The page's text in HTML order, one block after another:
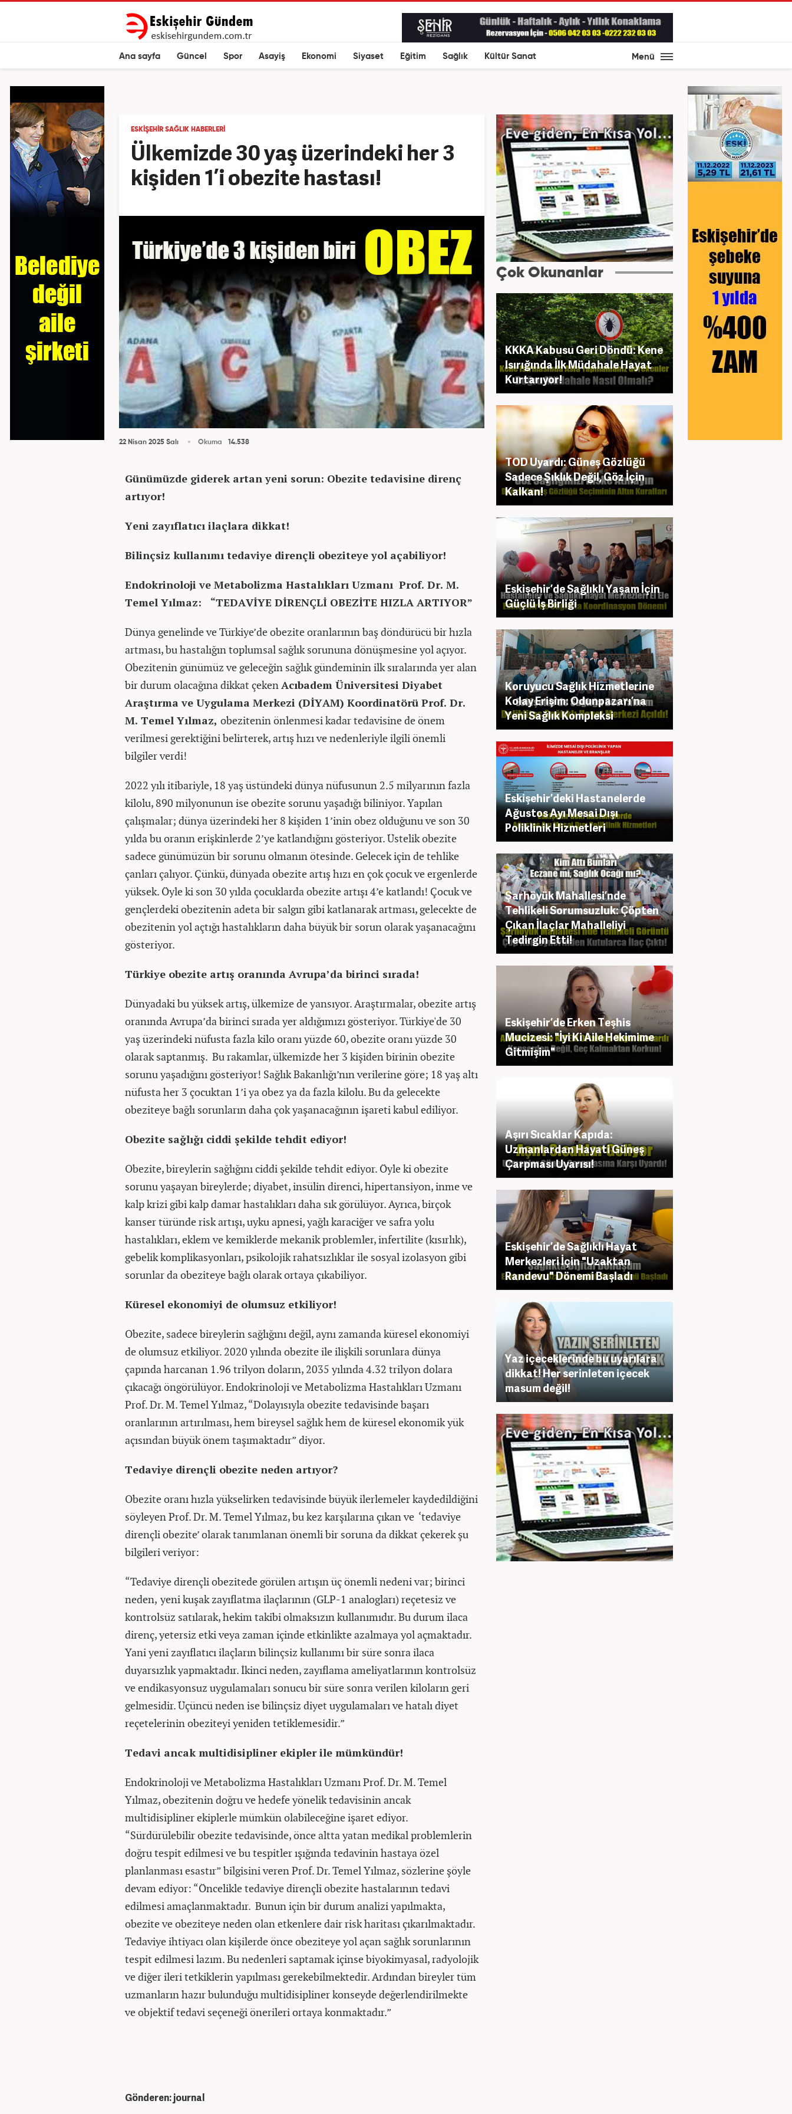
Ana sayfa Güncel Spor Asayiş Ekonomi Siyaset Eğitim Sağlık Kültür Sanat Menü
ESKIŞEHIR SAĞLIK HABERLERI
Ülkemizde 30 yaş üzerindeki her 3
kişiden 1’i obezite hastası!
22 Nisan 2025 Salı Okuma 14.538
Günümüzde giderek artan yeni sorun: Obezite tedavisine direnç
artıyor!
Yeni zayıflatıcı ilaçlara dikkat!
Bilinçsiz kullanımı tedaviye dirençli obeziteye yol açabiliyor!
Endokrinoloji ve Metabolizma Hastalıkları Uzmanı Prof. Dr. M.
Temel Yılmaz: “TEDAVİYE DİRENÇLİ OBEZİTE HIZLA ARTIYOR”
Dünya genelinde ve Türkiye’de obezite oranlarının baş döndürücü bir hızla
artması, bu hastalığın toplumsal sağlık sorununa dönüşmesine yol açıyor.
Obezitenin günümüz ve geleceğin sağlık gündeminin ilk sıralarında yer alan
bir durum olacağına dikkat çekenAcıbadem Üniversitesi Diyabet
Araştırma ve Uygulama Merkezi (DİYAM) Koordinatörü Prof. Dr.
M. Temel Yılmaz, obezitenin önlenmesi kadar tedavisine de önem
verilmesi gerektiğini belirterek, artış hızı ve nedenleriyle ilgili önemli
bilgiler verdi!
2022 yılı itibariyle, 18 yaş üstündeki dünya nüfusunun 2.5 milyarının fazla
kilolu, 890 milyonunun ise obezite sorunu yaşadığı biliniyor. Yapılan
çalışmalar; dünya üzerindeki her 8 kişiden 1’inin obez olduğunu ve son 30
yılda bu oranın erişkinlerde 2’ye katlandığını gösteriyor. Üstelik obezite
sadece günümüzün bir sorunu olmanın ötesinde. Gelecek için de tehlike
çanları çalıyor. Çünkü, dünyada obezite artış hızı en çok çocuk ve ergenlerde
yüksek. Öyle ki son 30 yılda çocuklarda obezite artışı 4’e katlandı! Çocuk ve
gençlerdeki obezitenin adeta bir salgın gibi katlanarak artması, gelecekte de
obezitenin yol açtığı hastalıkların daha büyük bir sorun olarak yaşanacağını
gösteriyor.
Türkiye obezite artış oranında Avrupa’da birinci sırada!
Dünyadaki bu yüksek artış, ülkemize de yansıyor. Araştırmalar, obezite artış
oranında Avrupa’da birinci sırada yer aldığımızı gösteriyor. Türkiye'de 30
yaş üzerindeki nüfusta fazla kilo oranı yüzde 60, obezite oranı yüzde 30
olarak saptanmış. Bu rakamlar, ülkemizde her 3 kişiden birinin obezite
sorunu yaşadığını gösteriyor! Sağlık Bakanlığı’nın verilerine göre; 18 yaş altı
nüfusta her 3 çocuktan 1’i ya obez ya da fazla kilolu. Bu da gelecekte
obeziteye bağlı sorunların daha çok yaşanacağının işareti kabul ediliyor.
Obezite sağlığı ciddi şekilde tehdit ediyor!
Obezite, bireylerin sağlığını ciddi şekilde tehdit ediyor. Öyle ki obezite
sorunu yaşayan bireylerde; diyabet, insülin direnci, hipertansiyon, inme ve
kalp krizi gibi kalp damar hastalıkları daha sık görülüyor. Ayrıca, birçok
kanser türünde risk artışı, uyku apnesi, yağlı karaciğer ve safra yolu
hastalıkları, eklem ve kemiklerde mekanik problemler, infertilite (kısırlık),
gebelik komplikasyonları, psikolojik rahatsızlıklar ile sosyal izolasyon gibi
sorunlar da obeziteye bağlı olarak ortaya çıkabiliyor.
Küresel ekonomiyi de olumsuz etkiliyor!
Obezite, sadece bireylerin sağlığını değil, aynı zamanda küresel ekonomiyi
de olumsuz etkiliyor. 2020 yılında obezite ile ilişkili sorunlara dünya
çapında harcanan 1.96 trilyon doların, 2035 yılında 4.32 trilyon dolara
çıkacağı öngörülüyor. Endokrinoloji ve Metabolizma Hastalıkları Uzmanı
Prof. Dr. M. Temel Yılmaz, “Dolayısıyla obezite tedavisinde başarı
oranlarının artırılması, hem bireysel sağlık hem de küresel ekonomik yük
açısından büyük önem taşımaktadır” diyor.
Tedaviye dirençli obezite neden artıyor?
Obezite oranı hızla yükselirken tedavisinde büyük ilerlemeler kaydedildiğini
söyleyen Prof. Dr. M. Temel Yılmaz, bu kez karşılarına çıkan ve ‘tedaviye
dirençli obezite’ olarak tanımlanan önemli bir soruna da dikkat çekerek şu
bilgileri veriyor:
“Tedaviye dirençli obezitede görülen artışın üç önemli nedeni var; birinci
neden, yeni kuşak zayıflatma ilaçlarının (GLP-1 analogları) reçetesiz ve
kontrolsüz satılarak, hekim takibi olmaksızın kullanımıdır. Bu durum ilaca
direnç, yetersiz etki veya zaman içinde etkinlikte azalmaya yol açmaktadır.
Yani yeni zayıflatıcı ilaçların bilinçsiz kullanımı bir süre sonra ilaca
duyarsızlık yapmaktadır. İkinci neden, zayıflama ameliyatlarının kontrolsüz
ve endikasyonsuz uygulamaları sonucu bir süre sonra verilen kiloların geri
gelmesidir. Üçüncü neden ise bilinçsiz diyet uygulamaları ve hatalı diyet
reçetelerinin obeziteyi yeniden tetiklemesidir.”
Tedavi ancak multidisipliner ekipler ile mümkündür!
Endokrinoloji ve Metabolizma Hastalıkları Uzmanı Prof. Dr. M. Temel
Yılmaz, obezitenin doğru ve hedefe yönelik tedavisinin ancak
multidisipliner ekiplerle mümkün olabileceğine işaret ediyor.
“Sürdürülebilir obezite tedavisinde, önce altta yatan medikal problemlerin
doğru tespit edilmesi ve bu tespitler ışığında tedavinin hastaya özel
planlanması esastır” bilgisini veren Prof. Dr. Temel Yılmaz, sözlerine şöyle
devam ediyor: “Öncelikle tedaviye dirençli obezite hastalarının tedavi
edilmesi amaçlanmaktadır. Bunun için bir durum analizi yapılmakta,
obezite ve obeziteye neden olan etkenlere dair risk haritası çıkarılmaktadır.
Tedaviye ihtiyacı olan kişilerde önce obeziteye yol açan sağlık sorunlarının
tespit edilmesi lazım. Bu nedenleri saptamak içinse biyokimyasal, radyolojik
ve diğer ileri tetkiklerin yapılması gerekebilmektedir. Ardından bireyler tüm
uzmanların hazır bulunduğu multidisipliner konseyde değerlendirilmekte
ve objektif tedavi seçeneği önerileri ortaya konmaktadır.”
Gönderen: journal
Çok Okunanlar
KKKA Kabusu Geri Döndü: Kene
Isırığında İlk Müdahale Hayat
Kurtarıyor!
TOD Uyardı: Güneş Gözlüğü
Sadece Şıklık Değil, Göz İçin
Kalkan!
Eskişehir’de Sağlıklı Yaşam İçin
Güçlü İş Birliği
Koruyucu Sağlık Hizmetlerine
Kolay Erişim: Odunpazarı’na
Yeni Sağlık Kompleksi
Eskişehir’deki Hastanelerde
Ağustos Ayı Mesai Dışı
Poliklinik Hizmetleri
Şarhöyük Mahallesi’nde
Tehlikeli Sorumsuzluk: Çöpten
Çıkan İlaçlar Mahalleliyi
Tedirgin Etti!
Eskişehir’de Erken Teşhis
Mucizesi: "İyi Ki Aile Hekimime
Gitmişim"
Aşırı Sıcaklar Kapıda:
Uzmanlardan Hayati Güneş
Çarpması Uyarısı!
Eskişehir’de Sağlıklı Hayat
Merkezleri İçin "Uzaktan
Randevu" Dönemi Başladı
Yaz içeceklerinde bu uyarılara
dikkat! Her serinleten içecek
masum değil!